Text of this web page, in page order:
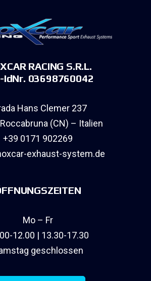
RACING S.R.L.
IdNr. 03698760042
Hans Clemer 237
(CN) – Italien
+39 0171 902269
exhaust-system.de
Mo – Fr
12.00 | 13.30-17.30
geschlossen